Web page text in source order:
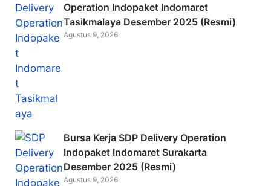
Operation Indopaket Indomaret
Tasikmalaya Desember 2025 (Resmi)
Agustus 9, 2026
Bursa Kerja SDP Delivery Operation
Indopaket Indomaret Surakarta
Desember 2025 (Resmi)
Agustus 9, 2026